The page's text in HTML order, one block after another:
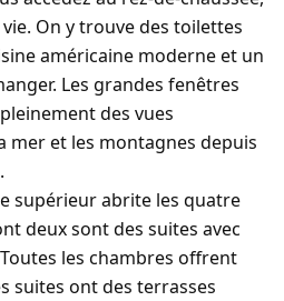
On y trouve des toilettes
américaine moderne et un
Les grandes fenêtres
des vues
mer et les montagnes depuis
supérieur abrite les quatre
deux sont des suites avec
les chambres offrent
suites ont des terrasses